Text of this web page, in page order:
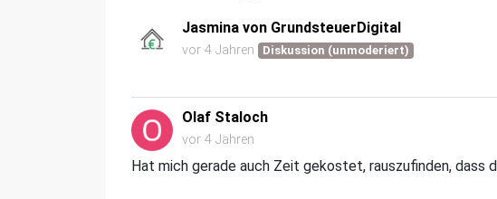
Jasmina von GrundsteuerDigital
vor 4 Jahren Diskussion (unmoderiert)
Olaf Staloch
vor 4 Jahren
Hat mich gerade auch Zeit gekostet, rauszufinden, dass